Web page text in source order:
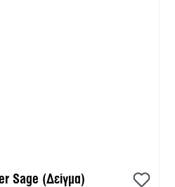
Sage (Δείγμα)